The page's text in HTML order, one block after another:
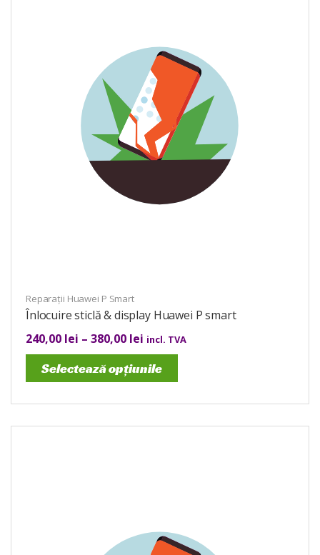
Reparații Huawei P Smart
Înlocuire sticlă & display Huawei P smart
240,00 lei – 380,00 lei incl. TVA
Selectează opțiunile